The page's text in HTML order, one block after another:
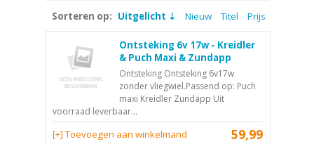
Sorteren op: Uitgelicht Nieuw Titel Prijs
Ontsteking 6v 17w - Kreidler
& Puch Maxi & Zundapp
Ontsteking Ontsteking 6v17w
zonder vliegwiel.Passend op: Puch
maxi Kreidler Zundapp Uit
voorraad leverbaar...
59,99
[+] Toevoegen aan winkelmand